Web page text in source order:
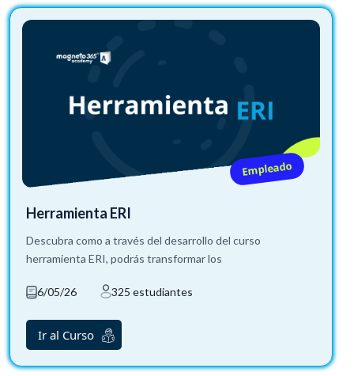
Empleado
Herramienta ERI
Descubra como a través del desarrollo del curso
herramienta ERI, podrás transformar los
6/05/26 325 estudiantes
Ir al Curso